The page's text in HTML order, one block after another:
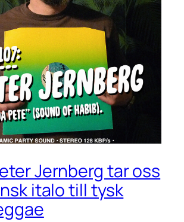
Jernberg tar oss
italo till tysk